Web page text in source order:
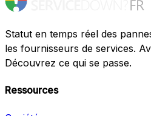
Statut en temps réel des
les fournisseurs de services.
Découvrez ce qui se passe.
Ressources